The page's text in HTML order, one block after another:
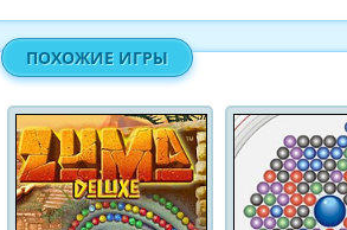
ПОХОЖИЕ ИГРЫ